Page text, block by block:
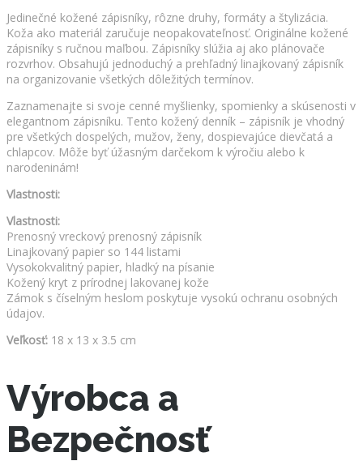
Jedinečné kožené zápisníky, rôzne druhy, formáty a štylizácia.
Koža ako materiál zaručuje neopakovateľnosť. Originálne kožené
zápisníky s ručnou maľbou. Zápisníky slúžia aj ako plánovače
rozvrhov. Obsahujú jednoduchý a prehľadný linajkovaný zápisník
na organizovanie všetkých dôležitých termínov.
Zaznamenajte si svoje cenné myšlienky, spomienky a skúsenosti v
elegantnom zápisníku. Tento kožený denník – zápisník je vhodný
pre všetkých dospelých, mužov, ženy, dospievajúce dievčatá a
chlapcov. Môže byť úžasným darčekom k výročiu alebo k
narodeninám!
Vlastnosti:
Vlastnosti:
Prenosný vreckový prenosný zápisník
Linajkovaný papier so 144 listami
Vysokokvalitný papier, hladký na písanie
Kožený kryt z prírodnej lakovanej kože
Zámok s číselným heslom poskytuje vysokú ochranu osobných
údajov.
Veľkosť: 18 x 13 x 3.5 cm
Výrobca a
Bezpečnosť